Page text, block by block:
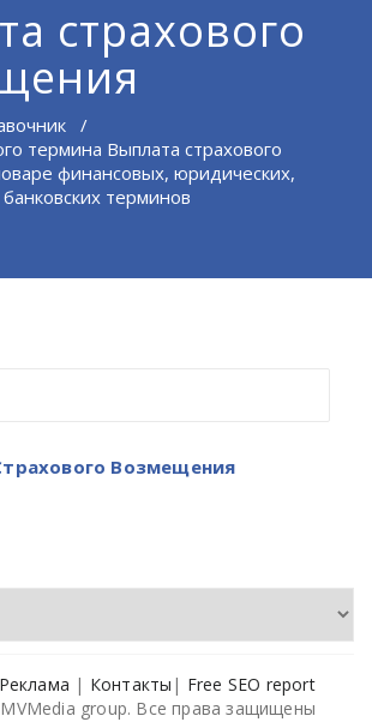
страхового
/
термина Выплата страхового
финансовых, юридических,
терминов
Возмещения
Реклама | Контакты | Free SEO report
group. Все права защищены